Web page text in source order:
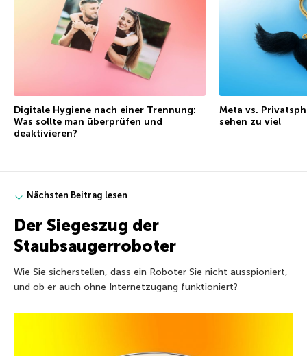
Digitale Hygiene nach einer Trennung:
Was sollte man überprüfen und
deaktivieren?
Meta vs.
sehen zu viel
Nächsten Beitrag lesen
Der Siegeszug der
Staubsaugerroboter
Wie Sie sicherstellen, dass ein Roboter Sie nicht ausspioniert,
und ob er auch ohne Internetzugang funktioniert?